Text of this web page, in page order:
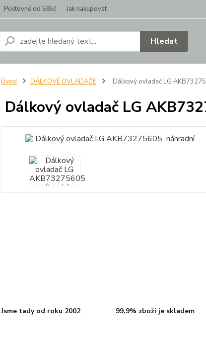
Poštovné od 58kč Jak nakupovat
Hledat
Úvod DÁLKOVÉ OVLADAČE Dálkový ovladač LG
Dálkový ovladač LG
Jsme tady od roku 2002 99,9% zboží je skladem